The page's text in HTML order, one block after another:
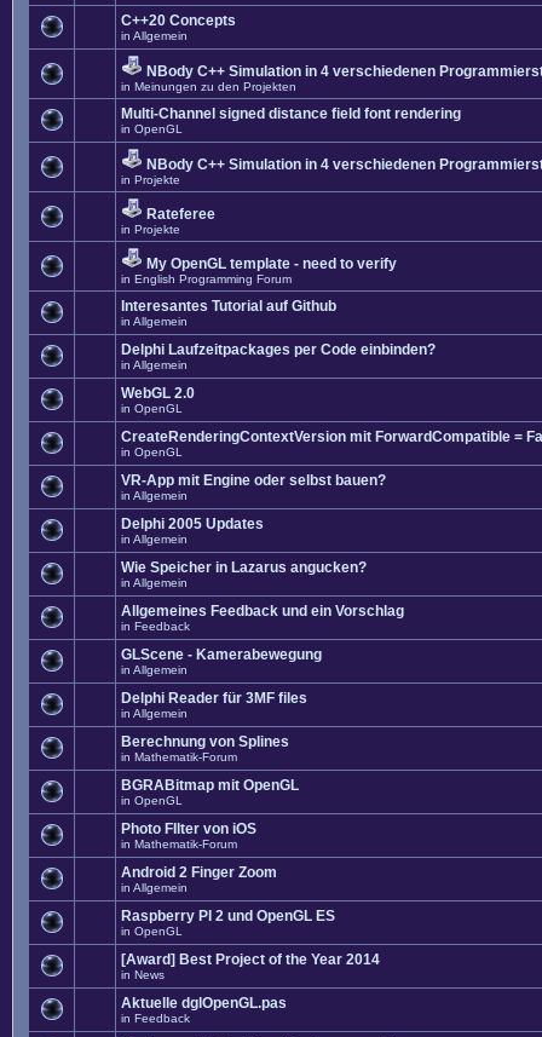
C++20 Concepts
in Allgemein
NBody C++ Simulation in 4 verschiedenen
in Meinungen zu den Projekten
Multi-Channel signed distance field font rendering
in OpenGL
NBody C++ Simulation in 4 verschiedenen
in Projekte
Rateferee
in Projekte
My OpenGL template - need to verify
in English Programming Forum
Interesantes Tutorial auf Github
in Allgemein
Delphi Laufzeitpackages per Code einbinden?
in Allgemein
WebGL 2.0
in OpenGL
CreateRenderingContextVersion mit ForwardCompatible =
in OpenGL
VR-App mit Engine oder selbst bauen?
in Allgemein
Delphi 2005 Updates
in Allgemein
Wie Speicher in Lazarus angucken?
in Allgemein
Allgemeines Feedback und ein Vorschlag
in Feedback
GLScene - Kamerabewegung
in Allgemein
Delphi Reader für 3MF files
in Allgemein
Berechnung von Splines
in Mathematik-Forum
BGRABitmap mit OpenGL
in OpenGL
Photo FIlter von iOS
in Mathematik-Forum
Android 2 Finger Zoom
in Allgemein
Raspberry PI 2 und OpenGL ES
in OpenGL
[Award] Best Project of the Year 2014
in News
Aktuelle dglOpenGL.pas
in Feedback